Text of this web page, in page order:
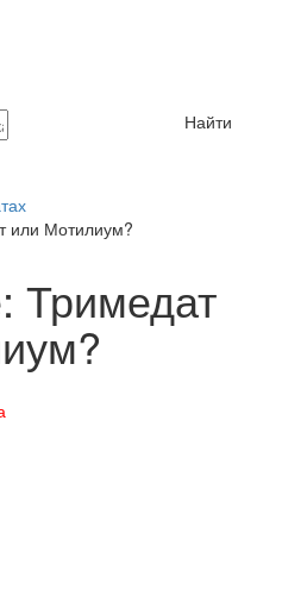
Найти
или Мотилиум?
Тримедат